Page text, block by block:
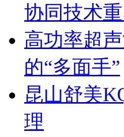
协同技术
高功率超
的“多面手”
昆山舒美
理